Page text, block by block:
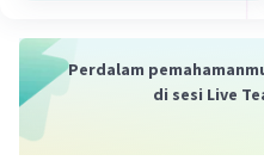
memahami arti dari
Perdalam
di sesi Live